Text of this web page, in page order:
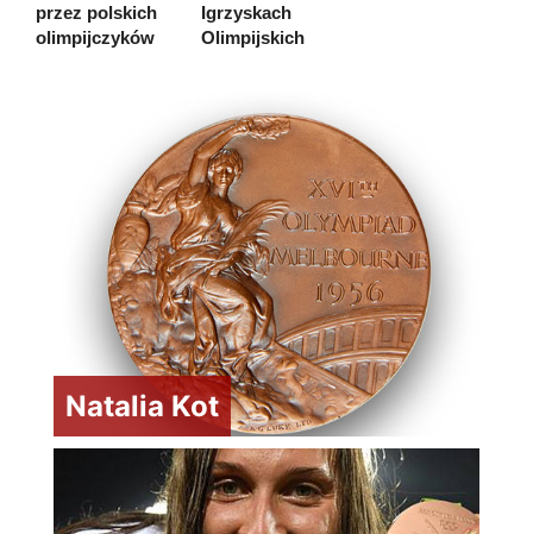
przez polskich
olimpijczyków
Igrzyskach
Olimpijskich
Natalia Kot